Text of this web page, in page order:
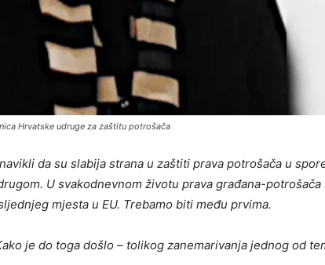
Hrvatske udruge za zaštitu potrošača
da su slabija strana u zaštiti prava potrošača u
U svakodnevnom životu prava građana-
mjesta u EU. Trebamo biti među prvima.
je do toga došlo – tolikog zanemarivanja jednog od